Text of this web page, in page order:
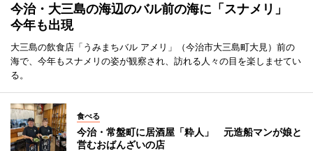
今治・大三島の海辺のバル前の海に「スナメリ」
今年も出現
大三島の飲食店「うみまちバル アメリ」（今治市大三島町大見）前の
海で、今年もスナメリの姿が観察され、訪れる人々の目を楽しませてい
る。
食べる
今治・常盤町に居酒屋「粋人」 元造船マンが娘と
営むおばんざいの店